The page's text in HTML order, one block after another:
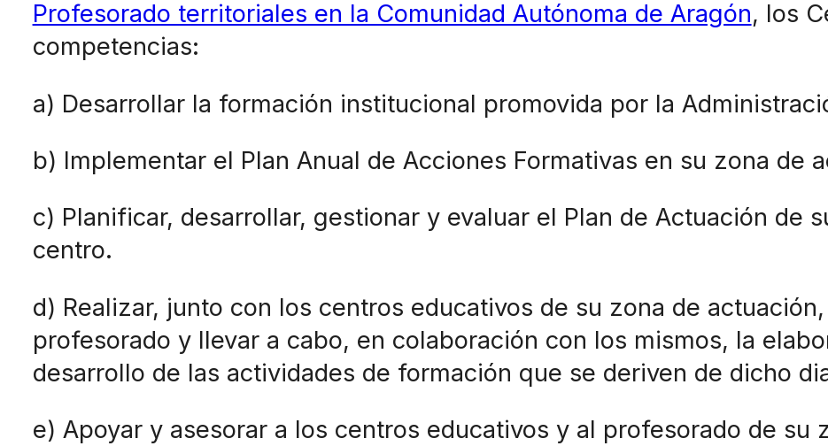
Profesorado territoriales en la Comunidad Autónoma de Aragón, los
competencias:
a) Desarrollar la formación institucional promovida por la
b) Implementar el Plan Anual de Acciones Formativas en su zona de
c) Planificar, desarrollar, gestionar y evaluar el Plan de Actuación
centro.
d) Realizar, junto con los centros educativos de su zona de
profesorado y llevar a cabo, en colaboración con los mismos, la
desarrollo de las actividades de formación que se deriven de dicho
e) Apoyar y asesorar a los centros educativos y al profesorado de